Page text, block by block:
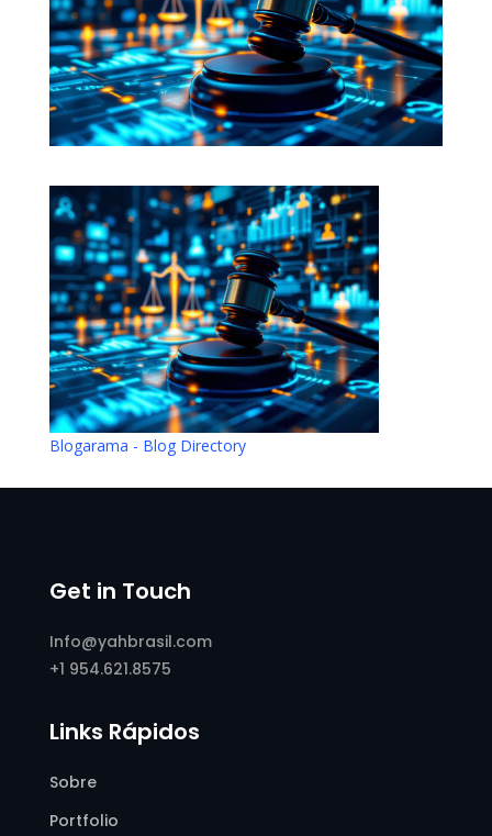
Blogarama - Blog Directory
Get in Touch
Info@yahbrasil.com
+1 954.621.8575
Links Rápidos
Sobre
Portfolio